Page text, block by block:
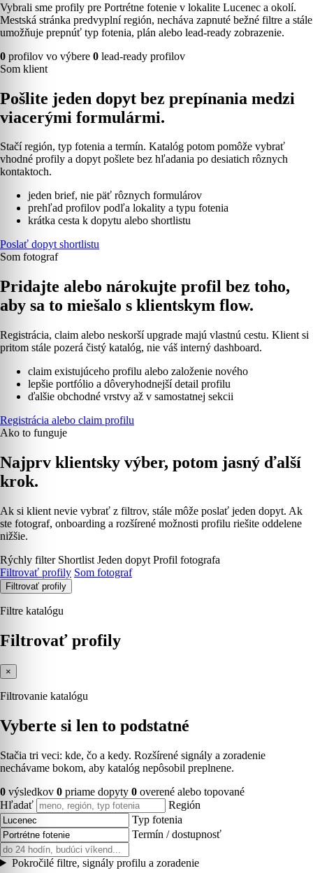
Vybrali sme profily pre Portrétne fotenie v lokalite Lucenec a okolí.
Mestská stránka predvyplní región, necháva zapnuté bežné filtre a stále
umožňuje prepnúť typ fotenia, plán alebo lead-ready zobrazenie.
0 profilov vo výbere 0 lead-ready profilov
Som klient
Pošlite jeden dopyt bez prepínania medzi
viacerými formulármi.
Stačí región, typ fotenia a termín. Katalóg potom pomôže vybrať
vhodné profily a dopyt pošlete bez hľadania po desiatich rôznych
kontaktoch.
jeden brief, nie päť rôznych formulárov
prehľad profilov podľa lokality a typu fotenia
krátka cesta k dopytu alebo shortlistu
Poslať dopyt shortlistu
Som fotograf
Pridajte alebo nárokujte profil bez toho,
aby sa to miešalo s klientskym flow.
Registrácia, claim alebo neskorší upgrade majú vlastnú cestu. Klient si
pritom stále pozerá čistý katalóg, nie váš interný dashboard.
claim existujúceho profilu alebo založenie nového
lepšie portfólio a dôveryhodnejší detail profilu
ďalšie obchodné vrstvy až v samostatnej sekcii
Registrácia alebo claim profilu
Ako to funguje
Najprv klientsky výber, potom jasný ďalší
krok.
Ak si klient nevie vybrať z filtrov, stále môže poslať jeden dopyt. Ak
ste fotograf, onboarding a rozšírené možnosti profilu riešite oddelene
nižšie.
Rýchly filter Shortlist Jeden dopyt Profil fotografa
Filtrovať profily Som fotograf
Filtrovať profily
Filtre katalógu
Filtrovať profily
×
Filtrovanie katalógu
Vyberte si len to podstatné
Stačia tri veci: kde, čo a kedy. Rozšírené signály a zoradenie
nechávame bokom, aby katalóg nepôsobil preplnene.
0 výsledkov 0 priame dopyty 0 overené alebo topované
Hľadať
Región
Typ fotenia
Termín / dostupnosť
Pokročilé filtre, signály profilu a zoradenie